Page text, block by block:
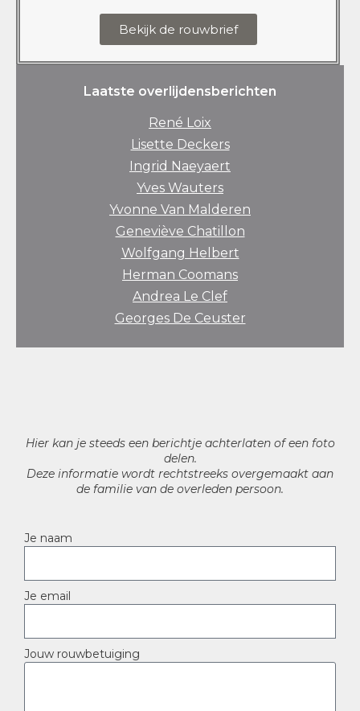
Bekijk de rouwbrief
Laatste overlijdensberichten
René Loix
Lisette Deckers
Ingrid Naeyaert
Yves Wauters
Yvonne Van Malderen
Geneviève Chatillon
Wolfgang Helbert
Herman Coomans
Andrea Le Clef
Georges De Ceuster
Hier kan je steeds een berichtje achterlaten of een foto
delen.
Deze informatie wordt rechtstreeks overgemaakt aan
de familie van de overleden persoon.
Je naam
Je email
Jouw rouwbetuiging